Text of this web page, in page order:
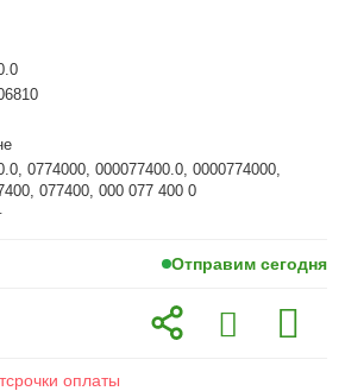
0774000, 000077400.0, 0000774000,
077400, 000 077 400 0
Отправим сегодня
оплаты